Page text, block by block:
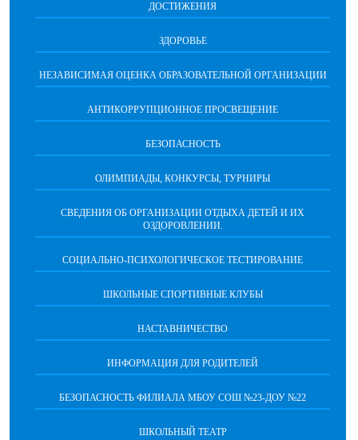
ДОСТИЖЕНИЯ
ЗДОРОВЬЕ
НЕЗАВИСИМАЯ ОЦЕНКА ОБРАЗОВАТЕЛЬНОЙ ОРГАНИЗАЦИИ
АНТИКОРРУПЦИОННОЕ ПРОСВЕЩЕНИЕ
БЕЗОПАСНОСТЬ
ОЛИМПИАДЫ, КОНКУРСЫ, ТУРНИРЫ
СВЕДЕНИЯ ОБ ОРГАНИЗАЦИИ ОТДЫХА ДЕТЕЙ И ИХ
ОЗДОРОВЛЕНИИ.
СОЦИАЛЬНО-ПСИХОЛОГИЧЕСКОЕ ТЕСТИРОВАНИЕ
ШКОЛЬНЫЕ СПОРТИВНЫЕ КЛУБЫ
НАСТАВНИЧЕСТВО
ИНФОРМАЦИЯ ДЛЯ РОДИТЕЛЕЙ
БЕЗОПАСНОСТЬ ФИЛИАЛА МБОУ СОШ №23-ДОУ №22
ШКОЛЬНЫЙ ТЕАТР